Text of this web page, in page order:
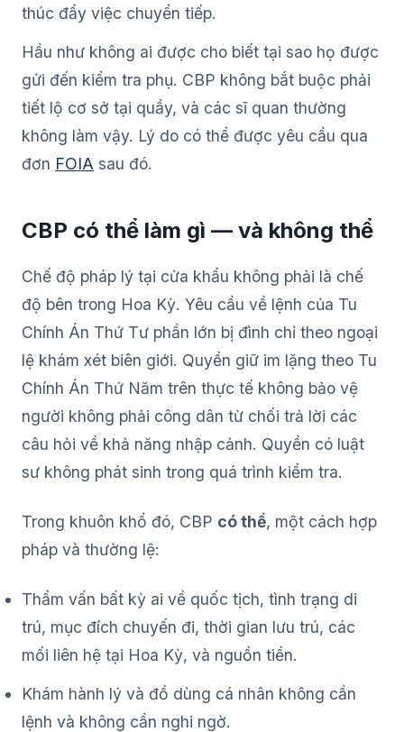
thúc đẩy việc chuyển tiếp.
Hầu như không ai được cho biết tại sao họ được
gửi đến kiểm tra phụ. CBP không bắt buộc phải
tiết lộ cơ sở tại quầy, và các sĩ quan thường
không làm vậy. Lý do có thể được yêu cầu qua
đơn FOIA sau đó.
CBP có thể làm gì — và không thể
Chế độ pháp lý tại cửa khẩu không phải là chế
độ bên trong Hoa Kỳ. Yêu cầu về lệnh của Tu
Chính Án Thứ Tư phần lớn bị đình chỉ theo ngoại
lệ khám xét biên giới. Quyền giữ im lặng theo Tu
Chính Án Thứ Năm trên thực tế không bảo vệ
người không phải công dân từ chối trả lời các
câu hỏi về khả năng nhập cảnh. Quyền có luật
sư không phát sinh trong quá trình kiểm tra.
Trong khuôn khổ đó, CBP có thể, một cách hợp
pháp và thường lệ:
Thẩm vấn bất kỳ ai về quốc tịch, tình trạng di
trú, mục đích chuyến đi, thời gian lưu trú, các
mối liên hệ tại Hoa Kỳ, và nguồn tiền.
Khám hành lý và đồ dùng cá nhân không cần
lệnh và không cần nghi ngờ.